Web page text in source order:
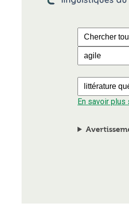
En savoir plus